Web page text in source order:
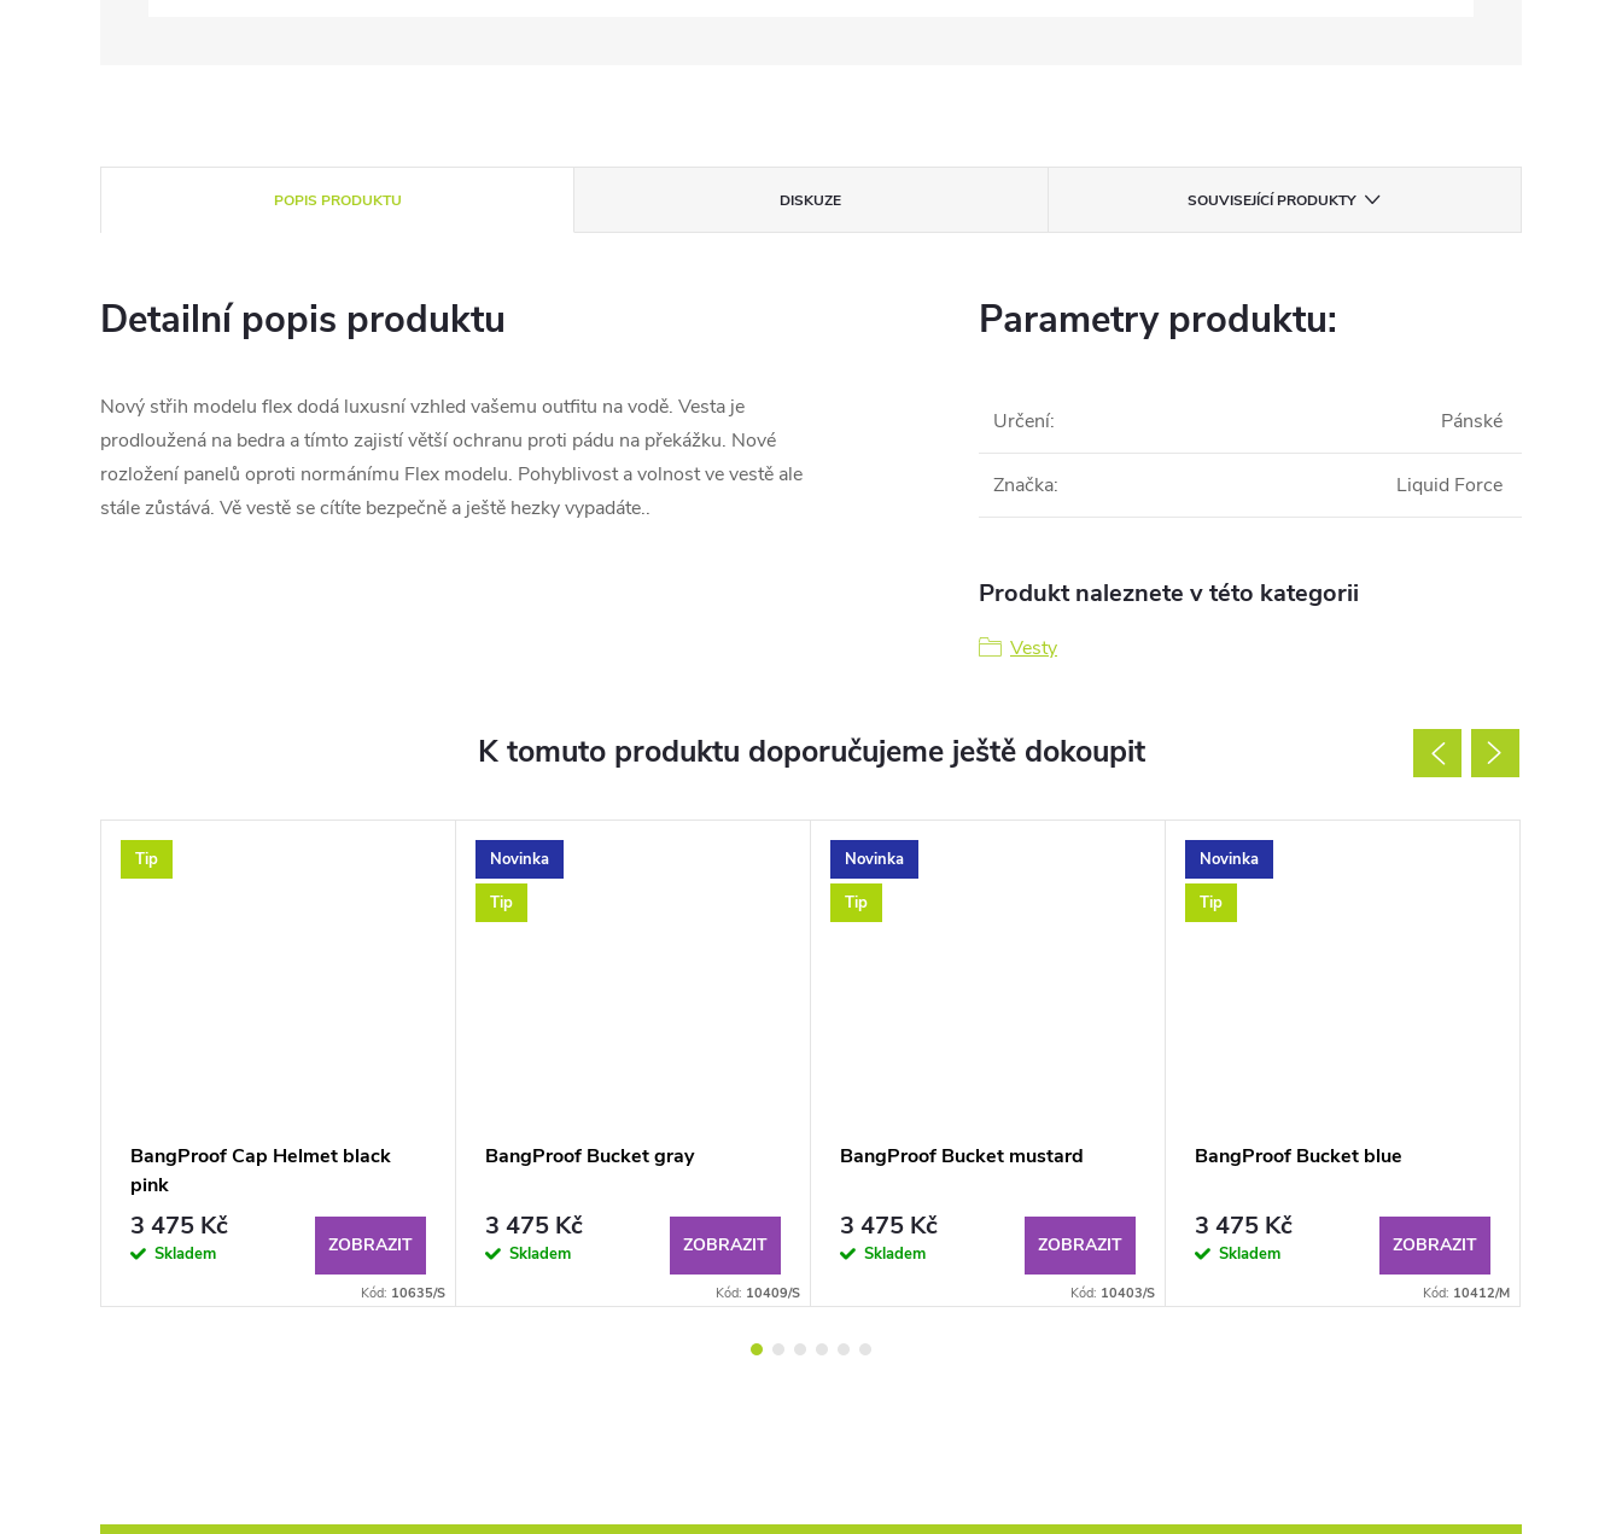
POPIS PRODUKTU DISKUZE SOUVISEJÍCÍ PRODUKTY
Detailní popis produktu
Nový střih modelu flex dodá luxusní vzhled vašemu outfitu na vodě. Vesta je
prodloužená na bedra a tímto zajistí větší ochranu proti pádu na překážku. Nové
rozložení panelů oproti normánímu Flex modelu. Pohyblivost a volnost ve vestě ale
stále zůstává. Vě vestě se cítíte bezpečně a ještě hezky vypadáte..
Parametry produktu:
Určení: Pánské
Značka: Liquid Force
Produkt naleznete v této kategorii
Vesty
K tomuto produktu doporučujeme ještě dokoupit
Tip
BangProof Cap Helmet black
pink
3 475 Kč
Skladem ZOBRAZIT
Kód: 10635/S
Novinka
Tip
BangProof Bucket gray
3 475 Kč
Skladem ZOBRAZIT
Kód: 10409/S
Novinka
Tip
BangProof Bucket mustard
3 475 Kč
Skladem ZOBRAZIT
Kód: 10403/S
Novinka
Tip
BangProof Bucket blue
3 475 Kč
Skladem ZOBRAZIT
Kód: 10412/M